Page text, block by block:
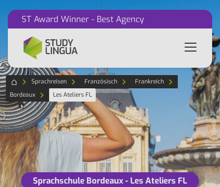
ST Award Winner - Best Agency
Sprachreisen Französisch
Frankreich
Bordeaux
Les Ateliers FL
Sprachschule Bordeaux - Les Ateliers FL